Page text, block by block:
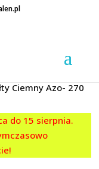
Ciemny Azo- 270
do 15 sierpnia.